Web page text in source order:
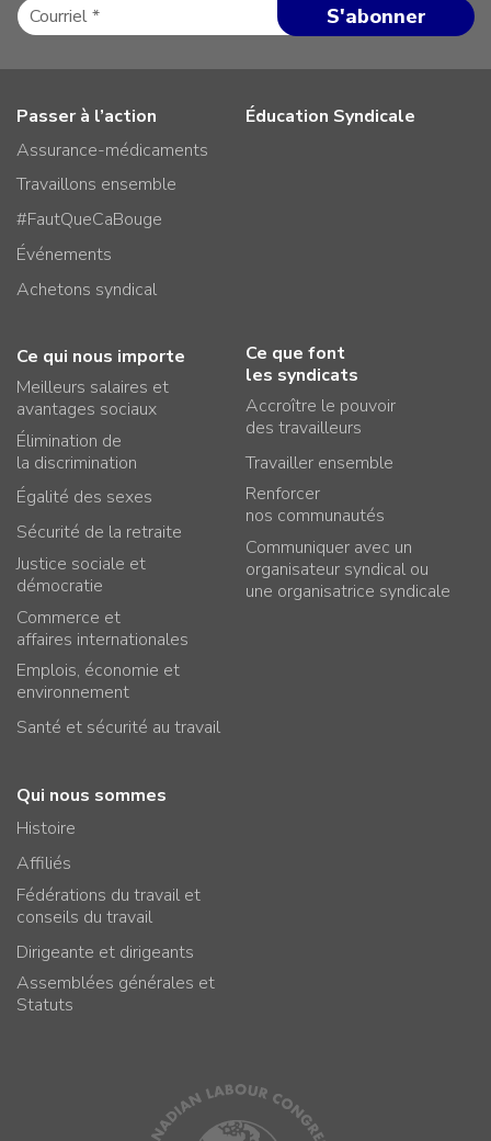
Passer à l’action
Assurance-médicaments
Travaillons ensemble
#FautQueCaBouge
Événements
Achetons syndical
Éducation Syndicale
Ce qui nous importe
Meilleurs salaires et
avantages sociaux
Élimination de
la discrimination
Égalité des sexes
Sécurité de la retraite
Justice sociale et
démocratie
Commerce et
affaires internationales
Emplois, économie et
environnement
Santé et sécurité au travail
Ce que font
les syndicats
Accroître le pouvoir
des travailleurs
Travailler ensemble
Renforcer
nos communautés
Communiquer avec un
organisateur syndical ou
une organisatrice syndicale
Qui nous sommes
Histoire
Affiliés
Fédérations du travail et
conseils du travail
Dirigeante et dirigeants
Assemblées générales et
Statuts